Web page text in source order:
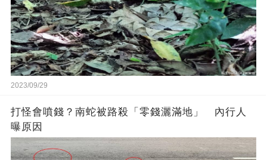
2023/09/29
打怪會噴錢？南蛇被路殺「零錢灑滿地」 內行人
曝原因